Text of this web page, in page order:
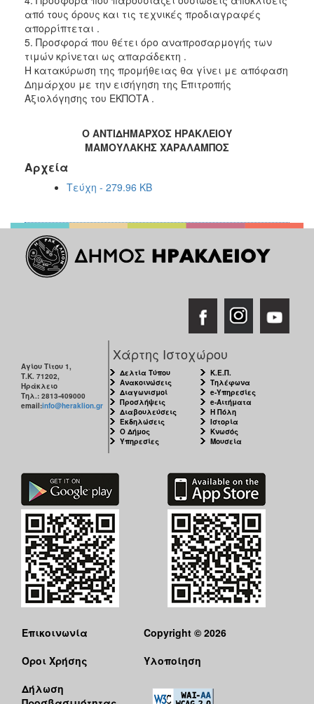
από τους όρους και τις τεχνικές προδιαγραφές
απορρίπτεται .
5. Προσφορά που θέτει όρο αναπροσαρμογής των
τιμών κρίνεται ως απαράδεκτη .
Η κατακύρωση της προμήθειας θα γίνει με απόφαση
Δημάρχου με την εισήγηση της Επιτροπής
Αξιολόγησης του ΕΚΠΟΤΑ .
Ο ΑΝΤΙΔΗΜΑΡΧΟΣ ΗΡΑΚΛΕΙΟΥ
ΜΑΜΟΥΛΑΚΗΣ ΧΑΡΑΛΑΜΠΟΣ
Αρχεία
Τεύχη - 279.96 KB
Αγίου Τίτου 1,
Τ.Κ. 71202,
Ηράκλειο
Τηλ.: 2813-409000
email:info@heraklion.gr
Χάρτης Ιστοχώρου
Δελτία Τύπου
Ανακοινώσεις
Διαγωνισμοί
Προσλήψεις
Διαβουλεύσεις
Εκδηλώσεις
Ο Δήμος
Υπηρεσίες
Κ.Ε.Π.
Τηλέφωνα
e-Υπηρεσίες
e-Αιτήματα
Η Πόλη
Ιστορία
Κνωσός
Μουσεία
Επικοινωνία
Όροι Χρήσης
Δήλωση
Copyright © 2026
Υλοποίηση